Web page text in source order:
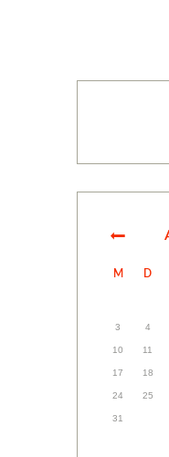
M D
3 4
10 11
17 18
24 25
31